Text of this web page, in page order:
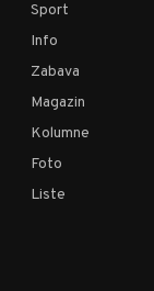
Sport
Info
Zabava
Magazin
Kolumne
Foto
Liste